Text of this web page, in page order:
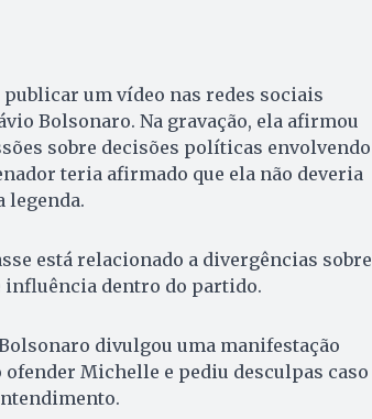
um vídeo nas redes sociais
Bolsonaro. Na gravação, ela afirmou
sobre decisões políticas envolvendo
teria afirmado que ela não deveria
legenda.
está relacionado a divergências sobre
influência dentro do partido.
divulgou uma manifestação
Michelle e pediu desculpas caso